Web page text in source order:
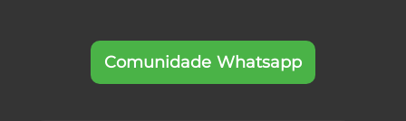
Comunidade Whatsapp